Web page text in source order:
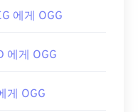
다. 현재 Xvid는 자
호환됩니다. 예를 들
Player,
있습니다.
브 에 있는 OGG 파
에게 OGG
에게 OGG
게 OGG